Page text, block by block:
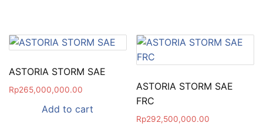
ASTORIA STORM SAE
Rp265,000,000.00
Add to cart
ASTORIA STORM SAE
FRC
Rp292,500,000.00